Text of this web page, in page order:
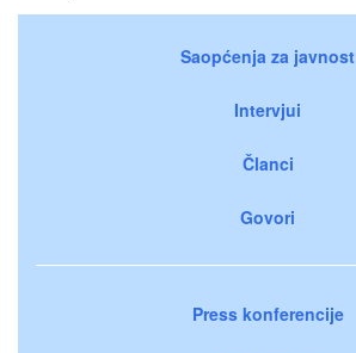
Saopćenja za javnost
Intervjui
Članci
Govori
Press konferencije